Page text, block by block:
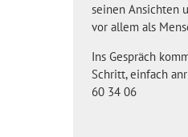
seinen Ansichten
vor allem als
Ins Gespräch
Schritt, einfach
60 34 06